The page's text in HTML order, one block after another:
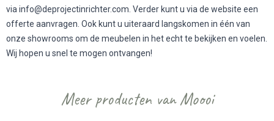
via info@deprojectinrichter.com . Verder kunt u via de website een
offerte aanvragen. Ook kunt u uiteraard langskomen in één van
onze showrooms om de meubelen in het echt te bekijken en voelen.
Wij hopen u snel te mogen ontvangen!
Meer producten van Moooi